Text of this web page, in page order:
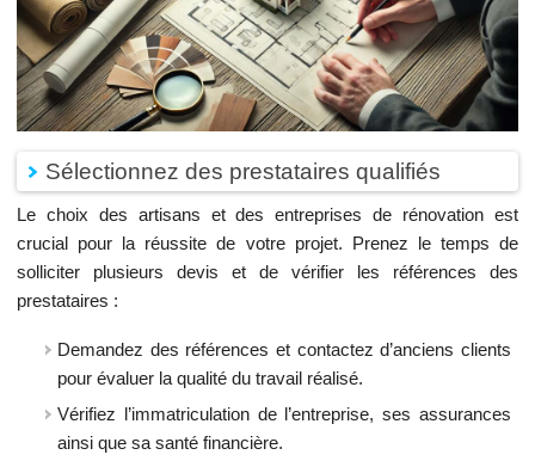
Sélectionnez des prestataires qualifiés
Le choix des artisans et des entreprises de rénovation est
crucial pour la réussite de votre projet. Prenez le temps de
solliciter plusieurs devis et de vérifier les références des
prestataires :
Demandez des références et contactez d’anciens clients
pour évaluer la qualité du travail réalisé.
Vérifiez l’immatriculation de l’entreprise, ses assurances
ainsi que sa santé financière.